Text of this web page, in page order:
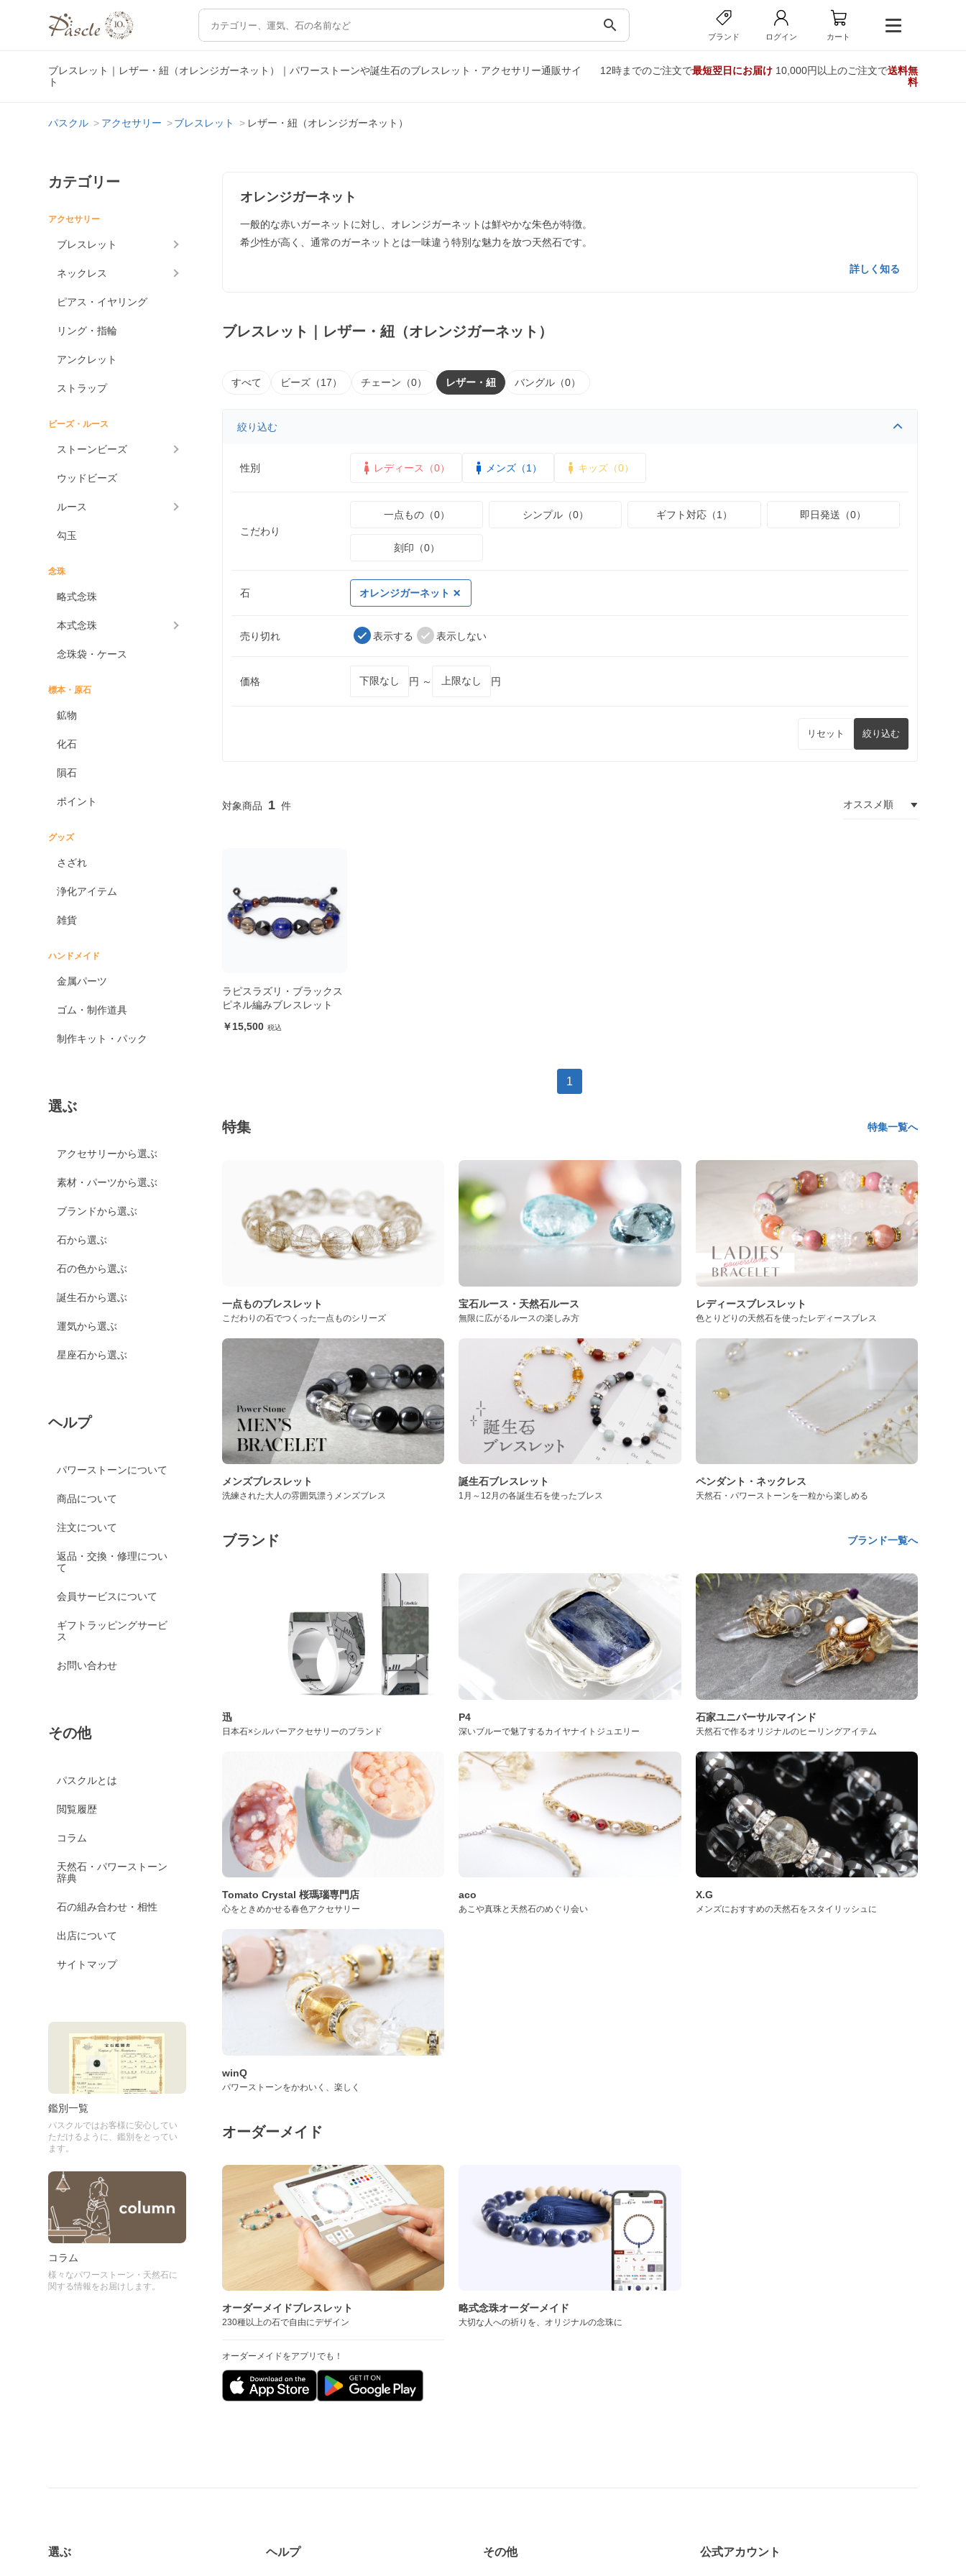
search
ブランド ログイン カート
ブレスレット｜レザー・紐（オレンジガーネット）｜パワーストーンや誕生石のブレスレット・アクセサリー通販サイ
ト
12時までのご注文で最短翌日にお届け10,000円以上のご注文で送料無
料
パスクル アクセサリー ブレスレット レザー・紐（オレンジガーネット）
カテゴリー
アクセサリー
ブレスレット
ネックレス
ピアス・イヤリング
リング・指輪
アンクレット
ストラップ
ビーズ・ルース
ストーンビーズ
ウッドビーズ
ルース
勾玉
念珠
略式念珠
本式念珠
念珠袋・ケース
標本・原石
鉱物
化石
隕石
ポイント
グッズ
さざれ
浄化アイテム
雑貨
ハンドメイド
金属パーツ
ゴム・制作道具
制作キット・パック
選ぶ
アクセサリーから選ぶ
素材・パーツから選ぶ
ブランドから選ぶ
石から選ぶ
石の色から選ぶ
誕生石から選ぶ
運気から選ぶ
星座石から選ぶ
ヘルプ
パワーストーンについて
商品について
注文について
返品・交換・修理につい
て
会員サービスについて
ギフトラッピングサービ
ス
お問い合わせ
その他
パスクルとは
閲覧履歴
コラム
天然石・パワーストーン
辞典
石の組み合わせ・相性
出店について
サイトマップ
鑑別一覧
パスクルではお客様に安心してい
ただけるように、鑑別をとってい
ます。
コラム
様々なパワーストーン・天然石に
関する情報をお届けします。
オレンジガーネット
一般的な赤いガーネットに対し、オレンジガーネットは鮮やかな朱色が特徴。
希少性が高く、通常のガーネットとは一味違う特別な魅力を放つ天然石です。
詳しく知る
ブレスレット｜レザー・紐（オレンジガーネット）
すべて ビーズ（17） チェーン（0） レザー・紐 バングル（0）
絞り込む
性別 レディース（0） メンズ（1） キッズ（0）
こだわり
一点もの（0） シンプル（0） ギフト対応（1） 即日発送（0）
刻印（0）
石 オレンジガーネット
売り切れ 表示する 表示しない
価格 円 ～ 円
リセット 絞り込む
1
ラピスラズリ・ブラックス
ピネル編みブレスレット
15,500
1
特集 特集一覧へ
一点ものブレスレット
こだわりの石でつくった一点ものシリーズ
宝石ルース・天然石ルース
無限に広がるルースの楽しみ方
レディースブレスレット
色とりどりの天然石を使ったレディースブレス
メンズブレスレット
洗練された大人の雰囲気漂うメンズブレス
誕生石ブレスレット
1月～12月の各誕生石を使ったブレス
ペンダント・ネックレス
天然石・パワーストーンを一粒から楽しめる
ブランド ブランド一覧へ
迅
日本石×シルバーアクセサリーのブランド
P4
深いブルーで魅了するカイヤナイトジュエリー
石家ユニバーサルマインド
天然石で作るオリジナルのヒーリングアイテム
Tomato Crystal 桜瑪瑙専門店
心をときめかせる春色アクセサリー
aco
あこや真珠と天然石のめぐり会い
X.G
メンズにおすすめの天然石をスタイリッシュに
winQ
パワーストーンをかわいく、楽しく
オーダーメイド
オーダーメイドブレスレット
230種以上の石で自由にデザイン
オーダーメイドをアプリでも！
略式念珠オーダーメイド
大切な人への祈りを、オリジナルの念珠に
選ぶ ヘルプ その他 公式アカウント